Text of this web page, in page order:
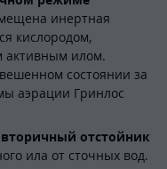
инертная
кислородом,
активным илом.
состоянии за
аэрации Гринлос
отстойник
ила от сточных вод.